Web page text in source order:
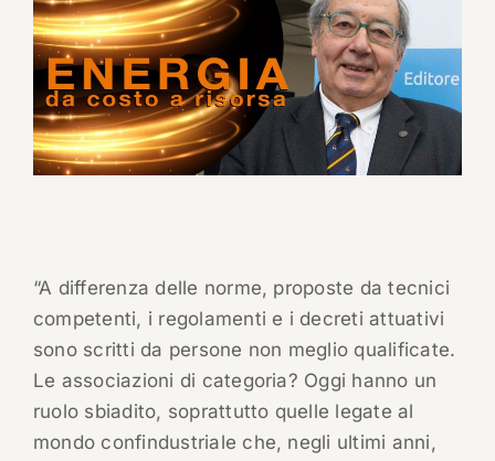
“A differenza delle norme, proposte da tecnici
competenti, i regolamenti e i decreti attuativi
sono scritti da persone non meglio qualificate.
Le associazioni di categoria? Oggi hanno un
ruolo sbiadito, soprattutto quelle legate al
mondo confindustriale che, negli ultimi anni,